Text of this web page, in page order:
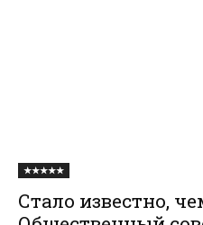
★★★★★
Стало известно,